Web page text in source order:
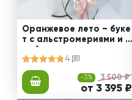
Оранжевое лето – буке
т с альстромериями и г
4
-3% 3 500 ₽
от 3 395 ₽